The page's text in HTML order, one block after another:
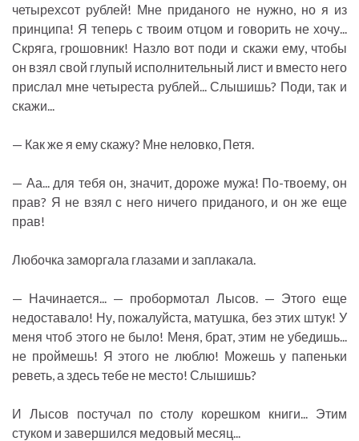
четырехсот рублей! Мне приданого не нужно, но я из
принципа! Я теперь с твоим отцом и говорить не хочу...
Скряга, грошовник! Назло вот поди и скажи ему, чтобы
он взял свой глупый исполнительный лист и вместо него
прислал мне четыреста рублей... Слышишь? Поди, так и
скажи...
— Как же я ему скажу? Мне неловко, Петя.
— Аа... для тебя он, значит, дороже мужа! По-твоему, он
прав? Я не взял с него ничего приданого, и он же еще
прав!
Любочка заморгала глазами и заплакала.
— Начинается... — пробормотал Лысов. — Этого еще
недоставало! Ну, пожалуйста, матушка, без этих штук! У
меня чтоб этого не было! Меня, брат, этим не убедишь...
не проймешь! Я этого не люблю! Можешь у папеньки
реветь, а здесь тебе не место! Слышишь?
И Лысов постучал по столу корешком книги... Этим
стуком и завершился медовый месяц...